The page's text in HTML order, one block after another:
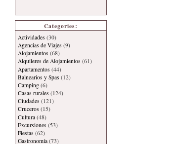
Categories:
Actividades (30)
Agencias de Viajes (9)
Alojamientos (68)
Alquileres de Alojamientos (61)
Apartamentos (44)
Balnearios y Spas (12)
Camping (6)
Casas rurales (124)
Ciudades (121)
Cruceros (15)
Cultura (48)
Excursiones (53)
Fiestas (62)
Gastronomía (73)